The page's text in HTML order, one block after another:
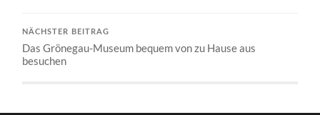
NÄCHSTER BEITRAG
Das Grönegau-Museum bequem von zu Hause aus
besuchen